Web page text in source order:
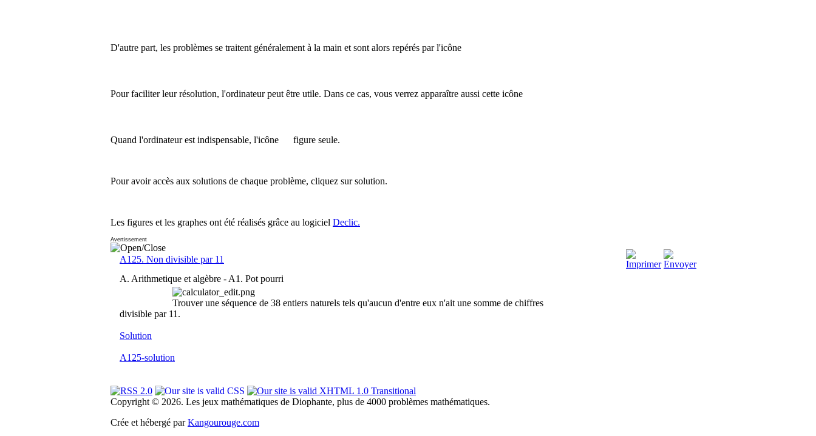
D'autre part, les problèmes se traitent généralement à la main et sont alors repérés par l'icône
Pour faciliter leur résolution, l'ordinateur peut être utile. Dans ce cas, vous verrez apparaître aussi cette icône
Quand l'ordinateur est indispensable, l'icône figure seule.
Pour avoir accès aux solutions de chaque problème, cliquez sur solution.
Les figures et les graphes ont été réalisés grâce au logiciel Declic.
Avertissement
A125. Non divisible par 11
A. Arithmetique et algèbre - A1. Pot pourri
Trouver une séquence de 38 entiers naturels tels qu'aucun d'entre eux n'ait une somme de chiffres
divisible par 11.
Solution
A125-solution
Copyright © 2026. Les jeux mathématiques de Diophante, plus de 4000 problèmes mathématiques.
Crée et hébergé parKangourouge.com